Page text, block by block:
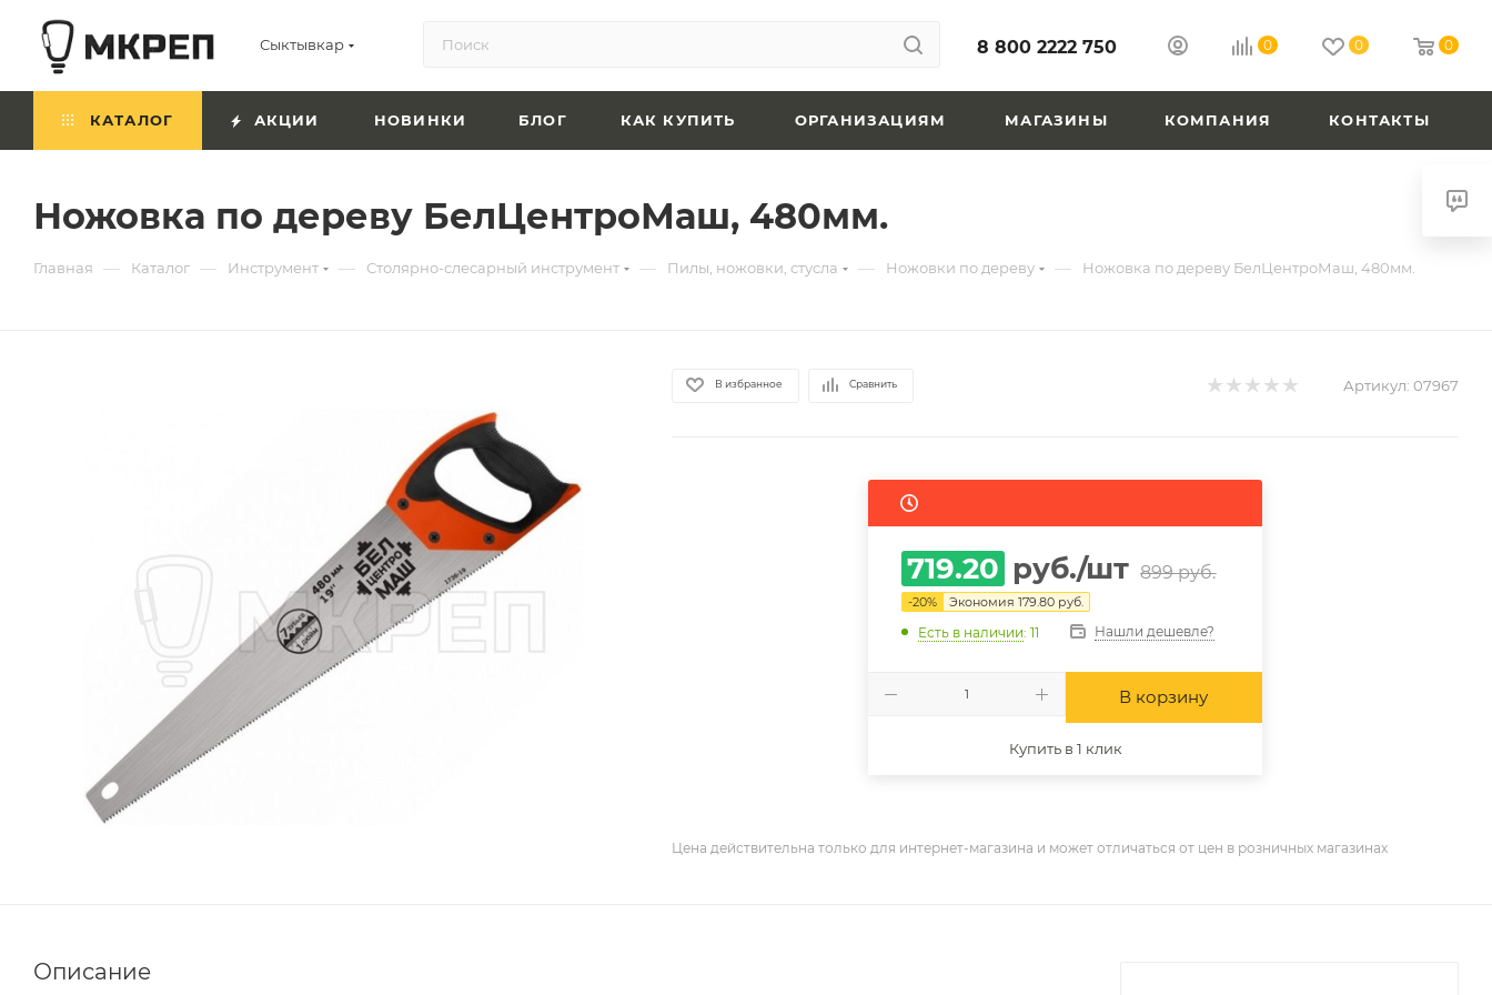
Сыктывкар 8 800 2222 750 0 0 0
КАТАЛОГ АКЦИИ НОВИНКИ БЛОГ КАК КУПИТЬ ОРГАНИЗАЦИЯМ МАГАЗИНЫ КОМПАНИЯ КОНТАКТЫ
Ножовка по дереву БелЦентроМаш, 480мм.
Главная — Каталог — Инструмент — Столярно-слесарный инструмент — Пилы, ножовки, стусла — Ножовки по дереву — Ножовка по дереву БелЦентроМаш, 480мм.
В избранное Сравнить Артикул: 07967
719.20 руб./шт 899руб.
-20% Экономия179.80 руб.
Есть в наличии: 11 Нашли дешевле?
В корзину
Купить в 1 клик
Цена действительна только для интернет-магазина и может отличаться от цен в розничных магазинах
Описание